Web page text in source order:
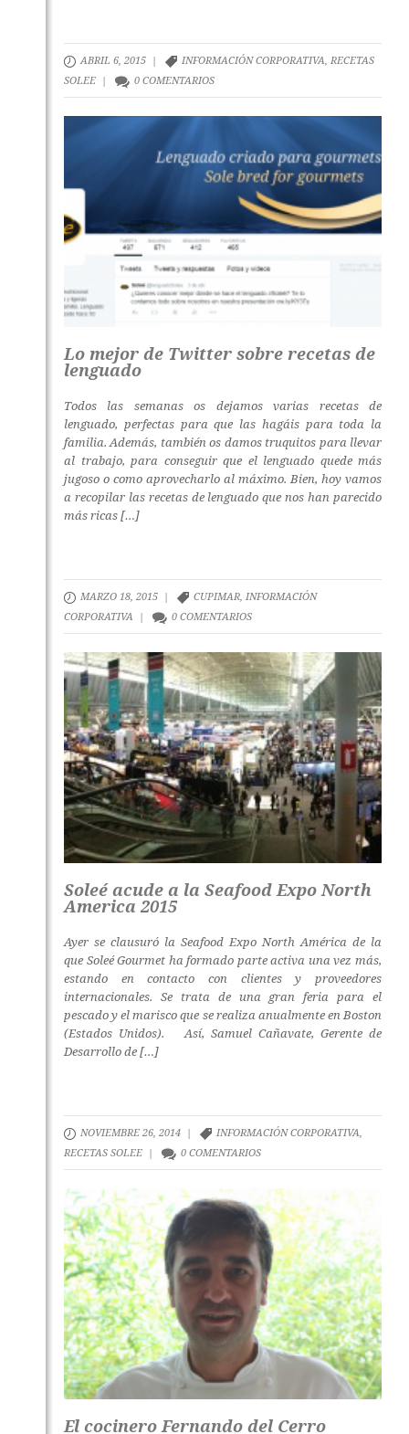
ABRIL 6, 2015 | INFORMACIÓN CORPORATIVA, RECETAS
SOLEE | 0 COMENTARIOS
Lo mejor de Twitter sobre recetas de
lenguado
Todos las semanas os dejamos varias recetas de
lenguado, perfectas para que las hagáis para toda la
familia. Además, también os damos truquitos para llevar
al trabajo, para conseguir que el lenguado quede más
jugoso o como aprovecharlo al máximo. Bien, hoy vamos
a recopilar las recetas de lenguado que nos han parecido
más ricas […]
MARZO 18, 2015 | CUPIMAR, INFORMACIÓN
CORPORATIVA | 0 COMENTARIOS
Soleé acude a la Seafood Expo North
America 2015
Ayer se clausuró la Seafood Expo North América de la
que Soleé Gourmet ha formado parte activa una vez más,
estando en contacto con clientes y proveedores
internacionales. Se trata de una gran feria para el
pescado y el marisco que se realiza anualmente en Boston
(Estados Unidos). Así, Samuel Cañavate, Gerente de
Desarrollo de […]
NOVIEMBRE 26, 2014 | INFORMACIÓN CORPORATIVA,
RECETAS SOLEE | 0 COMENTARIOS
El cocinero Fernando del Cerro